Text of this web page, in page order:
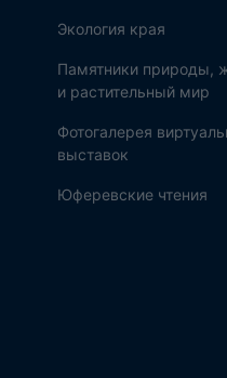
Экология края
Памятники природы,
и растительный мир
Фотогалерея
выставок
Юферевские чтения